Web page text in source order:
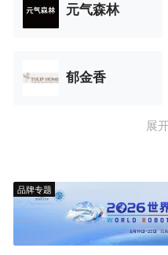
元气森林
郁金香
展
品牌专题